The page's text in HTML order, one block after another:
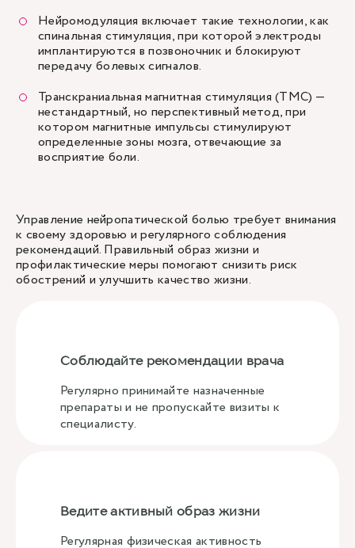
Нейромодуляция включает такие технологии, как
спинальная стимуляция, при которой электроды
имплантируются в позвоночник и блокируют
передачу болевых сигналов.
Транскраниальная магнитная стимуляция (ТМС) —
нестандартный, но перспективный метод, при
котором магнитные импульсы стимулируют
определенные зоны мозга, отвечающие за
восприятие боли.
Управление нейропатической болью требует внимания
к своему здоровью и регулярного соблюдения
рекомендаций. Правильный образ жизни и
профилактические меры помогают снизить риск
обострений и улучшить качество жизни.
Соблюдайте рекомендации врача
Регулярно принимайте назначенные
препараты и не пропускайте визиты к
специалисту.
Ведите активный образ жизни
Регулярная физическая активность